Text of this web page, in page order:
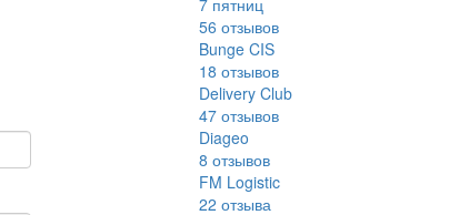
7 пятниц
56 отзывов
Bunge CIS
18 отзывов
Delivery Club
47 отзывов
Diageo
8 отзывов
FM Logistic
22 отзыва